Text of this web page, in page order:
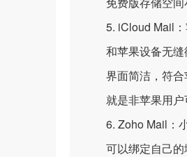
5. iCloud Mail：
和苹果设备无缝
界面简洁，符合
就是非苹果用户
6. Zoho Mail：
可以绑定自己的